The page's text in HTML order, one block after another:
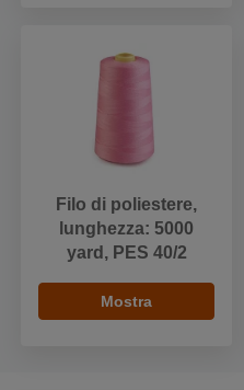
Filo di poliestere,
lunghezza: 5000
yard, PES 40/2
Mostra